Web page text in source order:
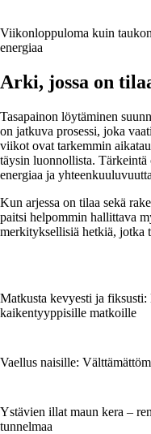
Viikonloppuloma kuin
energiaa
Arki, jossa on
Tasapainon löytäminen
on jatkuva prosessi, joka
viikot ovat tarkemmin
täysin luonnollista. Tärkeintä
energiaa ja
Kun arjessa on tilaa sekä
paitsi helpommin hallittava
merkityksellisiä hetkiä, jotka
Matkusta kevyesti ja fiksusti:
kaikentyyppisille matkoille
Vaellus naisille:
Ystävien illat maun kera –
tunnelmaa